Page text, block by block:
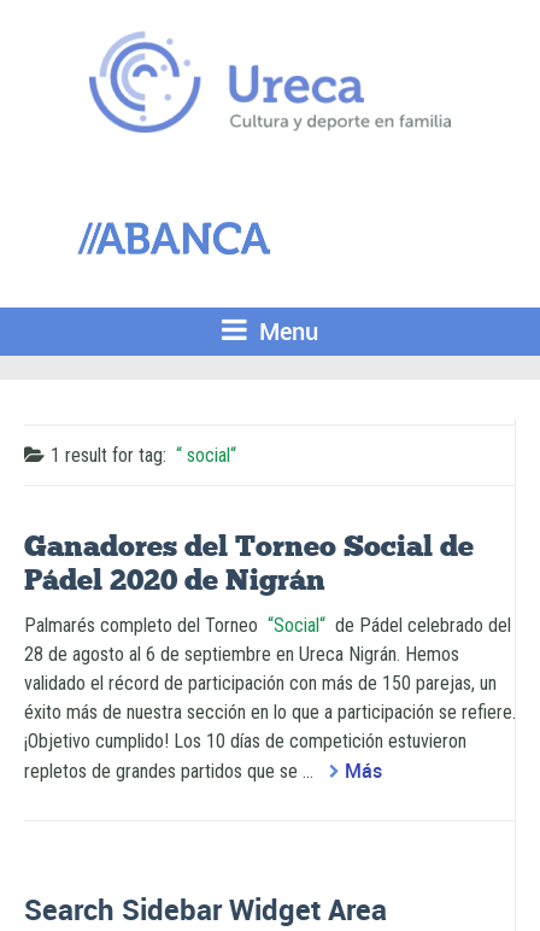
Menu
1 result for tag: social
Ganadores del Torneo Social de
Pádel 2020 de Nigrán
Palmarés completo del Torneo Social
de Pádel celebrado del
28 de agosto al 6 de septiembre en Ureca Nigrán. Hemos
validado el récord de participación con más de 150 parejas, un
éxito más de nuestra sección en lo que a participación se refiere.
¡Objetivo cumplido! Los 10 días de competición estuvieron
repletos de grandes partidos que se ...
Más
Search Sidebar Widget Area